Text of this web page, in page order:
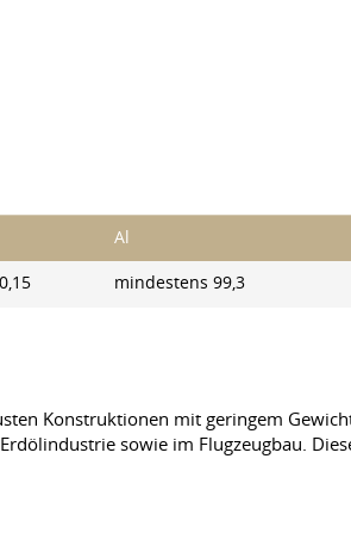
Al
mindestens 99,3
Konstruktionen mit geringem
sowie im Flugzeugbau.